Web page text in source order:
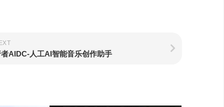
AIDC-人工AI智能音乐创作助手